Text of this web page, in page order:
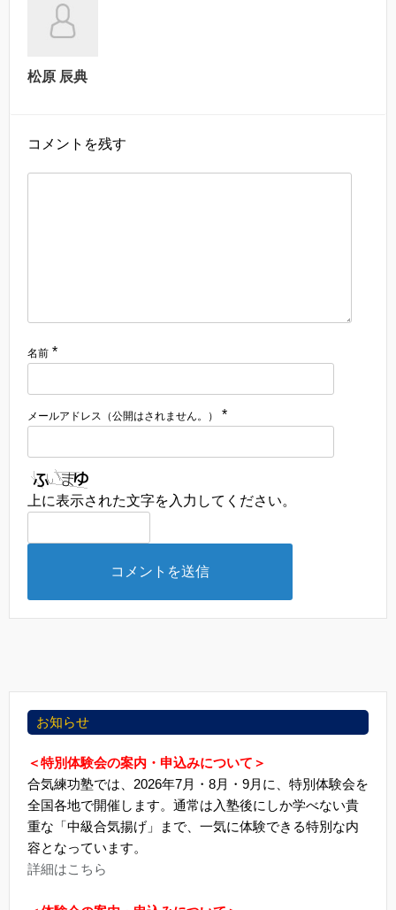
松原 辰典
コメントを残す
名前 *
メールアドレス（公開はされません。） *
上に表示された文字を入力してください。
お知らせ
＜特別体験会の案内・申込みについて＞
合気練功塾では、2026年7月・8月・9月に、特別体験会を
全国各地で開催します。通常は入塾後にしか学べない貴
重な「中級合気揚げ」まで、一気に体験できる特別な内
容となっています。
詳細はこちら